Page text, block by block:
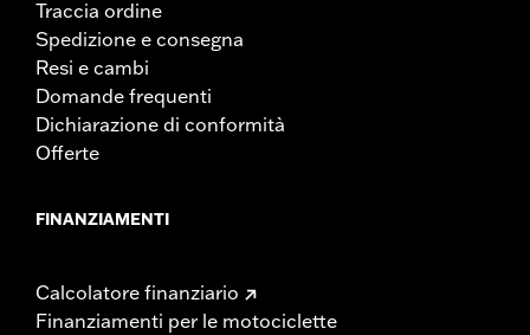
Traccia ordine
Spedizione e consegna
Resi e cambi
Domande frequenti
Dichiarazione di conformità
Offerte
FINANZIAMENTI
Calcolatore finanziario
Finanziamenti per le motociclette